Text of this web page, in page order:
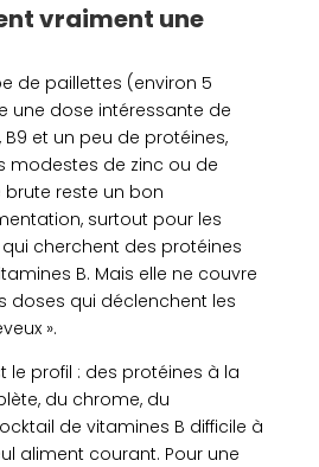
vraiment une
de paillettes (environ 5
une dose intéressante de
B9 et un peu de protéines,
modestes de zinc ou de
brute reste un bon
surtout pour les
cherchent des protéines
B. Mais elle ne couvre
doses qui déclenchent les
».
le profil : des protéines à la
du chrome, du
de vitamines B difficile à
aliment courant. Pour une